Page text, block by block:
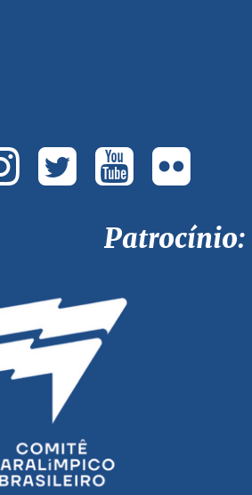
Patrocínio: